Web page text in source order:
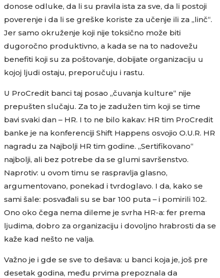
donose odluke, da li su pravila ista za sve, da li postoji
poverenje i da li se greške koriste za učenje ili za „linč“.
Jer samo okruženje koji nije toksično može biti
dugoročno produktivno, a kada se na to nadovežu
benefiti koji su za poštovanje, dobijate organizaciju u
kojoj ljudi ostaju, preporučuju i rastu.
U ProCredit banci taj posao „čuvanja kulture“ nije
prepušten slučaju. Za to je zadužen tim koji se time
bavi svaki dan – HR. I to ne bilo kakav: HR tim ProCredit
banke je na konferenciji Shift Happens osvojio O.U.R. HR
nagradu za Najbolji HR tim godine. „Sertifikovano“
najbolji, ali bez potrebe da se glumi savršenstvo.
Naprotiv: u ovom timu se raspravlja glasno,
argumentovano, ponekad i tvrdoglavo. I da, kako se
sami šale: posvađali su se bar 100 puta – i pomirili 102.
Ono oko čega nema dileme je svrha HR-a: fer prema
ljudima, dobro za organizaciju i dovoljno hrabrosti da se
kaže kad nešto ne valja.
Važno je i gde se sve to dešava: u banci koja je, još pre
desetak godina, među prvima prepoznala da